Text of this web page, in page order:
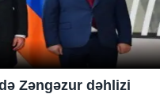
Zəngəzur dəhlizi